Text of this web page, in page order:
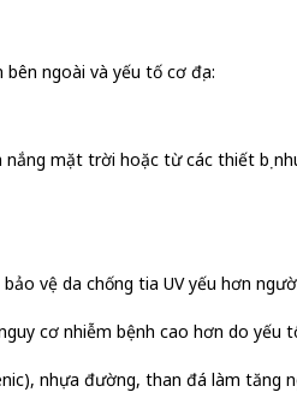
ngoài và yếu tố cơ địa:
mặt trời hoặc từ các thiết bị
vệ da chống tia UV yếu hơn
cơ nhiễm bệnh cao hơn do yếu
nhựa đường, than đá làm tăng